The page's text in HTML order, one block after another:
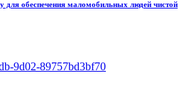
для обеспечения маломобильных людей чистой